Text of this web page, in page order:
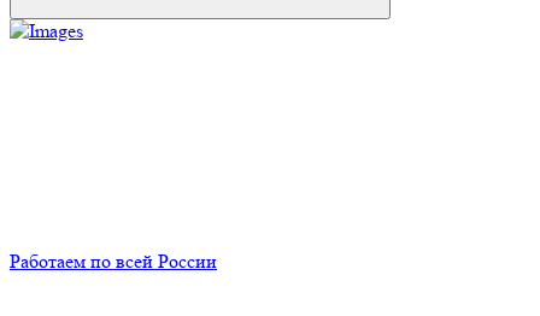
Работаем по всей России